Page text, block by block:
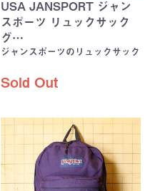
USA JANSPORT ジャン
スポーツ リュックサック
グ…
ジャンスポーツのリュックサック
Sold Out